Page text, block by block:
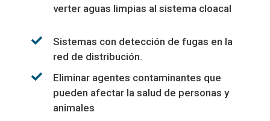
verter aguas limpias al sistema cloacal
Sistemas con detección de fugas en la
red de distribución.
Eliminar agentes contaminantes que
pueden afectar la salud de personas y
animales